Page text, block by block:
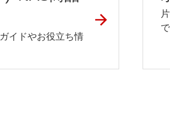
イドやお役立ち情